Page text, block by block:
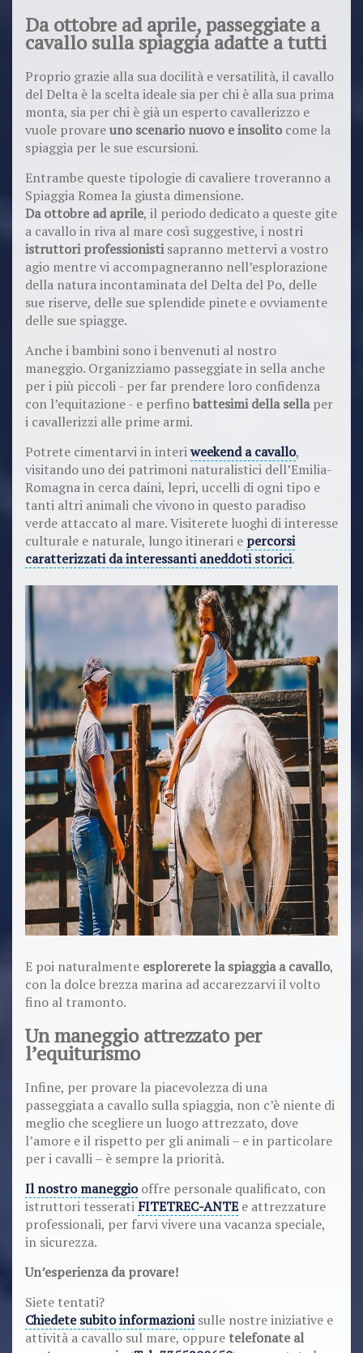
Da ottobre ad aprile, passeggiate a
cavallo sulla spiaggia adatte a tutti
Proprio grazie alla sua docilità e versatilità, il cavallo
del Delta è la scelta ideale sia per chi è alla sua prima
monta, sia per chi è già un esperto cavallerizzo e
vuole provareuno scenario nuovo e insolito come la
spiaggia per le sue escursioni.
Entrambe queste tipologie di cavaliere troveranno a
Spiaggia Romea la giusta dimensione.
Da ottobre ad aprile, il periodo dedicato a queste gite
a cavallo in riva al mare così suggestive, i nostri
istruttori professionistisapranno mettervi a vostro
agio mentre vi accompagneranno nell’esplorazione
della natura incontaminata del Delta del Po, delle
sue riserve, delle sue splendide pinete e ovviamente
delle sue spiagge.
Anche i bambini sono i benvenuti al nostro
maneggio. Organizziamo passeggiate in sella anche
per i più piccoli - per far prendere loro confidenza
con l’equitazione - e perfinobattesimi della sellaper
i cavallerizzi alle prime armi.
Potrete cimentarvi in interiweekend a cavallo,
visitando uno dei patrimoni naturalistici dell’Emilia-
Romagna in cerca daini, lepri, uccelli di ogni tipo e
tanti altri animali che vivono in questo paradiso
verde attaccato al mare. Visiterete luoghi di interesse
culturale e naturale, lungo itinerari e percorsi
caratterizzati da interessanti aneddoti storici.
E poi naturalmente esplorerete la spiaggia a cavallo,
con la dolce brezza marina ad accarezzarvi il volto
fino al tramonto.
Un maneggio attrezzato per
l’equiturismo
Infine, per provare la piacevolezza di una
passeggiata a cavallo sulla spiaggia, non c’è niente di
meglio che scegliere un luogo attrezzato, dove
l’amore e il rispetto per gli animali – e in particolare
per i cavalli – è sempre la priorità.
Il nostro maneggiooffre personale qualificato, con
istruttori tesseratiFITETREC-ANTEe attrezzature
professionali, per farvi vivere una vacanza speciale,
in sicurezza.
Un’esperienza da provare!
Siete tentati?
Chiedete subito informazionisulle nostre iniziative e
attività a cavallo sul mare, oppuretelefonate al